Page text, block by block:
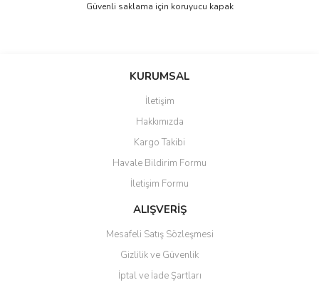
Güvenli saklama için koruyucu kapak
Bu ürüne ilk yorumu siz yapın!
Ürün resmi kalitesiz, bozuk veya görüntülenemiyor.
Ürün açıklamasında eksik bilgiler bulunuyor.
Ürün bilgilerinde hatalar bulunuyor.
Ürün fiyatı diğer sitelerden daha pahalı.
Bu ürüne benzer farklı alternatifler olmalı.
KURUMSAL
İletişim
Hakkımızda
Kargo Takibi
Havale Bildirim Formu
İletişim Formu
ALIŞVERİŞ
Mesafeli Satış Sözleşmesi
Gizlilik ve Güvenlik
İptal ve İade Şartları